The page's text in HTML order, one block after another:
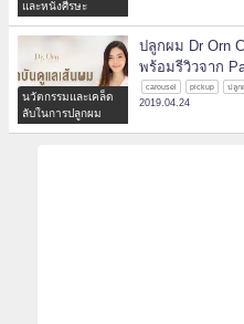
และหนังศีรษะ
นวัตกรรมและเคล็ด
ลับในการปลูกผม
ปลูกผม Dr Orn
พร้อมรีวิวจาก
carousel pickup ปลูก
2019.04.24